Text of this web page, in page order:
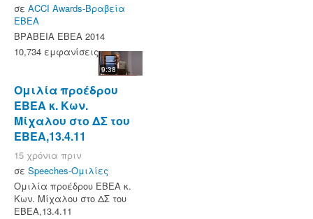
σε ACCI Awards-Βραβεία
ΕΒΕΑ
ΒΡΑΒΕΙΑ ΕΒΕΑ 2014
10,734 εμφανίσεις
9:38
Ομιλία προέδρου
ΕΒΕΑ κ. Κων.
Μίχαλου στο ΔΣ του
ΕΒΕΑ,13.4.11
15 χρόνια πριν
σε Speeches-Ομιλίες
Ομιλία προέδρου ΕΒΕΑ κ.
Κων. Μίχαλου στο ΔΣ του
ΕΒΕΑ,13.4.11